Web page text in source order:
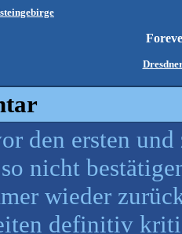
den ersten
nicht
wieder
definitiv